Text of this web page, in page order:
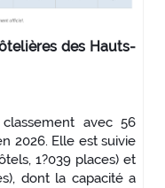
des Hauts-
avec 56
2026. Elle est suivie
1?039 places) et
dont la capacité a